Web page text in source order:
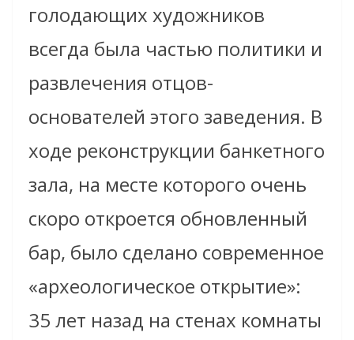
голодающих художников
всегда была частью политики и
развлечения отцов-
основателей этого заведения. В
ходе реконструкции банкетного
зала, на месте которого очень
скоро откроется обновленный
бар, было сделано современное
«археологическое открытие»:
35 лет назад на стенах комнаты